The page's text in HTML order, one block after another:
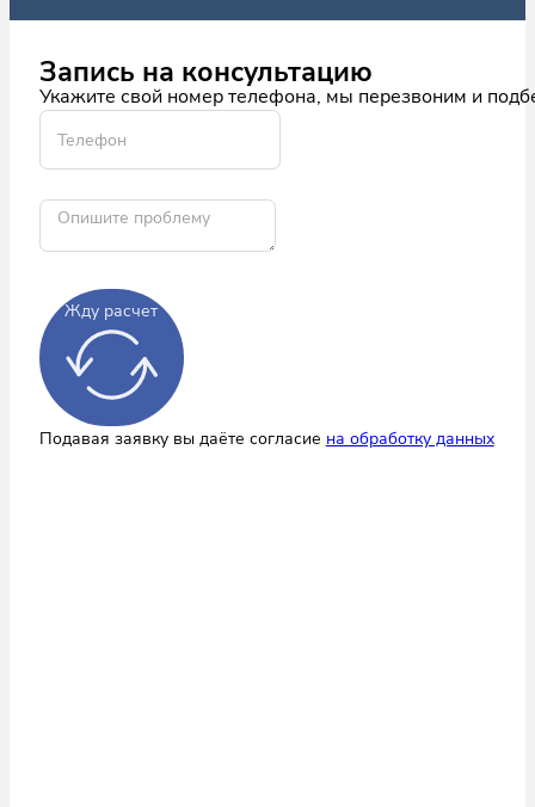
Запись на консультацию
Укажите свой номер телефона, мы перезвоним и
Жду расчет
Подавая заявку вы даёте согласие на обработку данных